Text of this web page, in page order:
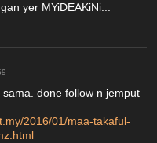
yer MYiDEAKiNi...
done follow n jemput
2016/01/maa-takaful-